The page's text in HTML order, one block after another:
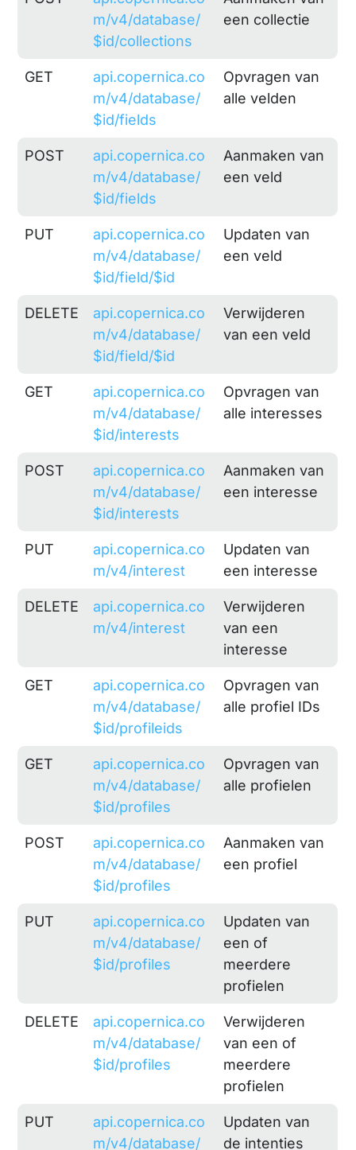
m/v4/database/
$id/collections
een collectie
GET
api.copernica.co
m/v4/database/
$id/fields
Opvragen van
alle velden
POST
api.copernica.co
m/v4/database/
$id/fields
Aanmaken van
een veld
PUT
api.copernica.co
m/v4/database/
$id/field/$id
Updaten van
een veld
DELETE
api.copernica.co
m/v4/database/
$id/field/$id
Verwijderen
van een veld
GET
api.copernica.co
m/v4/database/
$id/interests
Opvragen van
alle interesses
POST
api.copernica.co
m/v4/database/
$id/interests
Aanmaken van
een interesse
PUT
api.copernica.co
m/v4/interest
Updaten van
een interesse
DELETE
api.copernica.co
m/v4/interest
Verwijderen
van een
interesse
GET
api.copernica.co
m/v4/database/
$id/profileids
Opvragen van
alle profiel IDs
GET
api.copernica.co
m/v4/database/
$id/profiles
Opvragen van
alle profielen
POST
api.copernica.co
m/v4/database/
$id/profiles
Aanmaken van
een profiel
PUT
api.copernica.co
m/v4/database/
$id/profiles
Updaten van
een of
meerdere
profielen
DELETE
api.copernica.co
m/v4/database/
$id/profiles
Verwijderen
van een of
meerdere
profielen
PUT
api.copernica.co
m/v4/database/
Updaten van
de intenties